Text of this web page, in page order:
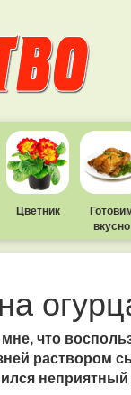
Цветник
вкусно
что
раствором